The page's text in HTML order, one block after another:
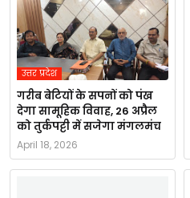
उत्तर प्रदेश
गरीब बेटियों के सपनों को पंख
देगा सामूहिक विवाह, 26 अप्रैल
को तुर्कपट्टी में सजेगा मंगलमंच
April 18, 2026